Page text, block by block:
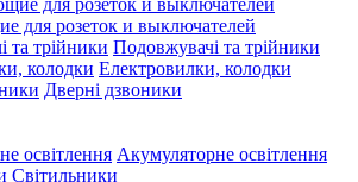
для розеток и выключателей
Подовжувачі та трійники
Електровилки, колодки
Дверні дзвоники
Акумуляторне освітлення
Світильники